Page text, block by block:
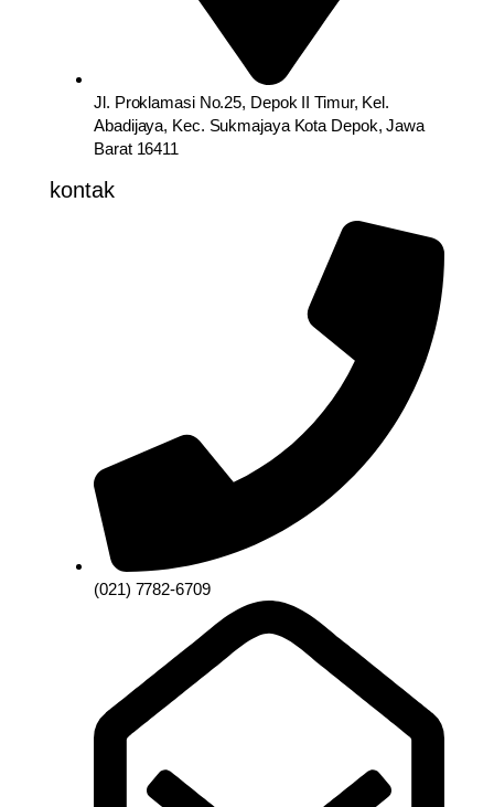
Jl. Proklamasi No.25, Depok II Timur, Kel.
Abadijaya, Kec. Sukmajaya Kota Depok, Jawa
Barat 16411
kontak
(021) 7782-6709